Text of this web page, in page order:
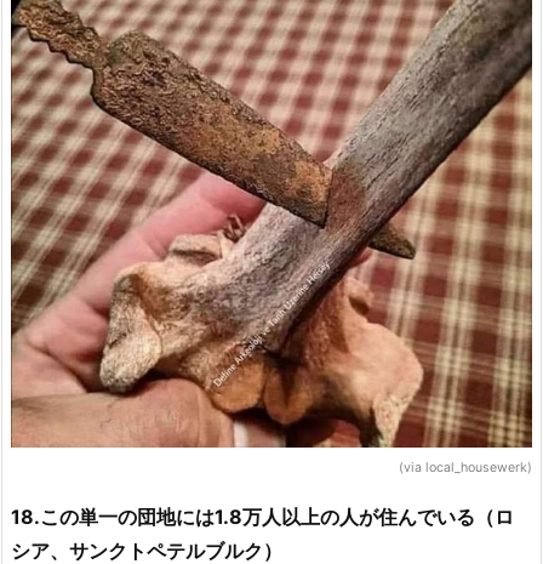
(via local_housewerk)
18.この単一の団地には1.8万人以上の人が住んでいる（ロ
シア、サンクトペテルブルク）